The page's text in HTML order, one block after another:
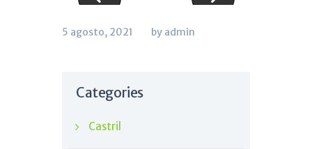
5 agosto, 2021 by admin
Categories
Castril